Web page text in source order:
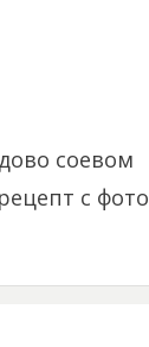
соевом
с фото